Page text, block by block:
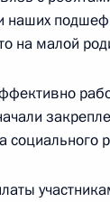
доходов,
лиц
наших
на малой
социального